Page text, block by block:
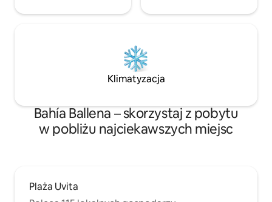
Klimatyzacja
Bahía Ballena – skorzystaj z pobytu
w pobliżu najciekawszych miejsc
Plaża Uvita